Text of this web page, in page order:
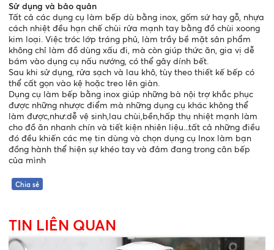
Sử dụng và bảo quản
Tất cả các dụng cụ làm bếp dù bằng inox, gốm sứ hay gỗ, nhựa
cách nhiệt đều hạn chế chùi rửa mạnh tay bằng đồ chùi xoong
kim loại. Việc tróc lớp tráng phủ, làm trầy bề mặt sản phẩm
không chỉ làm đồ dùng xấu đi, mà còn giúp thức ăn, gia vị dễ
bám vào dụng cụ nấu nướng, có thể gây dính bết.
Sau khi sử dụng, rửa sạch và lau khô, tùy theo thiết kế bếp có
thể cất gọn vào kệ hoặc treo lên giàn.
Dụng cụ làm bếp bằng inox giúp những bà nội trợ khắc phục
được những nhược điểm mà những dụng cụ khác không thể
làm được,như:dễ vệ sinh,lau chùi,bền,hấp thụ nhiệt mạnh làm
cho đồ ăn nhanh chín và tiết kiện nhiên liệu...tất cả những điều
đó đều khiến các mẹ tin dùng và chọn dụng cụ Inox làm bạn
đồng hành thể hiện sự khéo tay và đảm đang trong căn bếp
của mình
Chia sẻ
TIN LIÊN QUAN